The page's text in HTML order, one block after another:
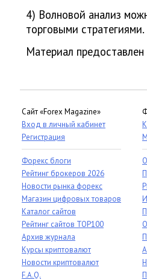
4) Волновой анализ
торговыми стратегиями.
Материал
Сайт «Forex Magazine»
Вход в личный кабинет
Регистрация
Форекс блоги
Рейтинг брокеров 2026
Новости рынка форекс
Магазин цифровых товаров
Каталог сайтов
Рейтинг сайтов TOP100
Архив журнала
Курсы криптовалют
Новости криптовалют
F.A.Q.